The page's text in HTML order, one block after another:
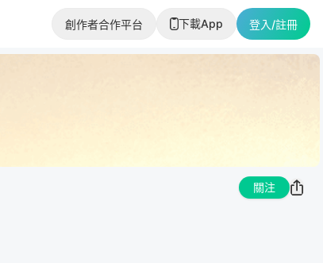
創作者合作平台 下載App 登入/註冊
關注